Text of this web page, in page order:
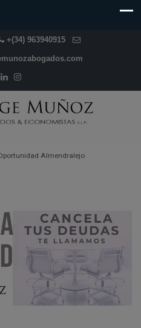
+(34) 963940915
Almendralejo